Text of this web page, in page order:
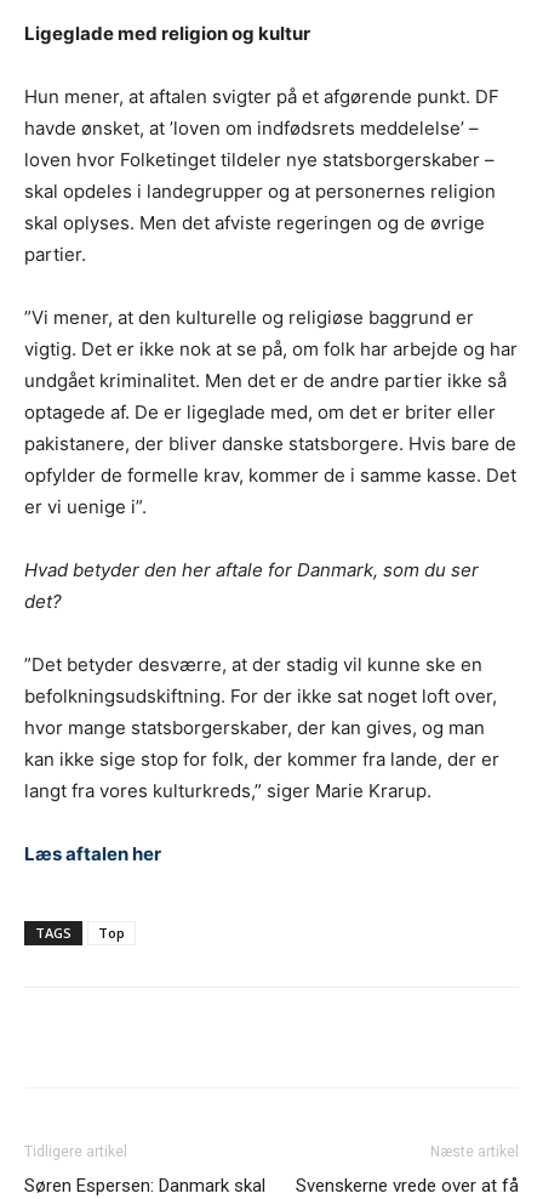
Ligeglade med religion og kultur
Hun mener, at aftalen svigter på et afgørende punkt. DF
havde ønsket, at ’loven om indfødsrets meddelelse’ –
loven hvor Folketinget tildeler nye statsborgerskaber –
skal opdeles i landegrupper og at personernes religion
skal oplyses. Men det afviste regeringen og de øvrige
partier.
”Vi mener, at den kulturelle og religiøse baggrund er
vigtig. Det er ikke nok at se på, om folk har arbejde og har
undgået kriminalitet. Men det er de andre partier ikke så
optagede af. De er ligeglade med, om det er briter eller
pakistanere, der bliver danske statsborgere. Hvis bare de
opfylder de formelle krav, kommer de i samme kasse. Det
er vi uenige i”.
Hvad betyder den her aftale for Danmark, som du ser
det?
”Det betyder desværre, at der stadig vil kunne ske en
befolkningsudskiftning. For der ikke sat noget loft over,
hvor mange statsborgerskaber, der kan gives, og man
kan ikke sige stop for folk, der kommer fra lande, der er
langt fra vores kulturkreds,” siger Marie Krarup.
Læs aftalen her
TAGS Top
Tidligere artikel
Søren Espersen: Danmark skal
Næste artikel
Svenskerne vrede over at få